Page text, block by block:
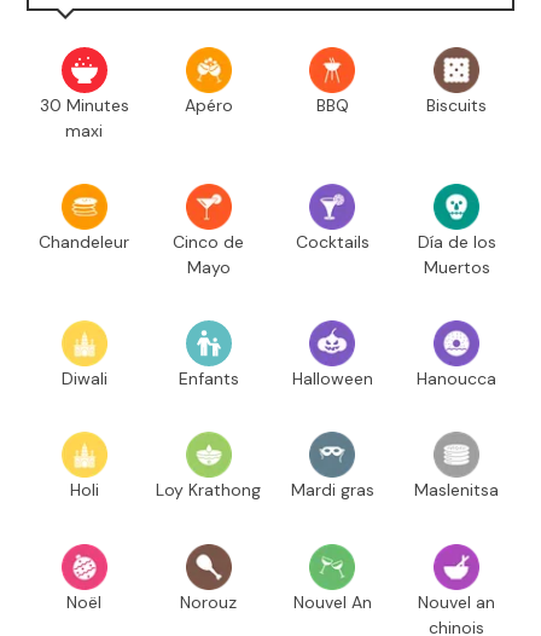
30 Minutes
maxi
Apéro BBQ Biscuits
Chandeleur
Cinco de
Mayo
Cocktails
Día de los
Muertos
Diwali Enfants Halloween Hanoucca
Holi Loy Krathong Mardi gras Maslenitsa
Noël Norouz Nouvel An
Nouvel an
chinois